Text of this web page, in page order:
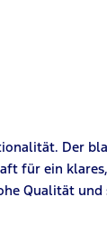
Der
für ein
Qualität und